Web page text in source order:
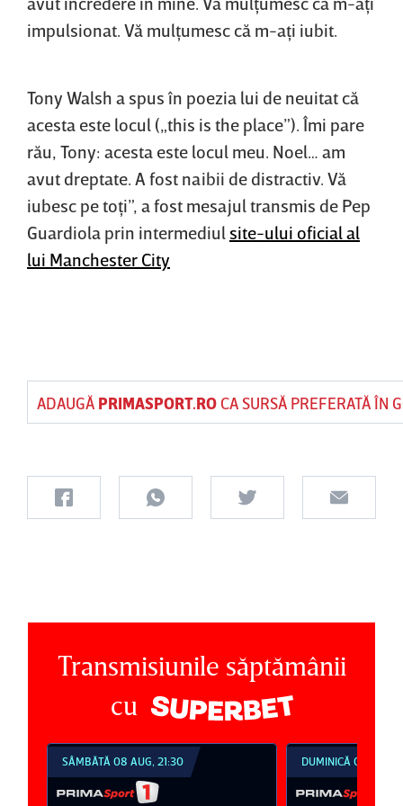
impulsionat. Vă mulţumesc că m-aţi iubit.
Tony Walsh a spus în poezia lui de neuitat că
acesta este locul („this is the place”). Îmi pare
rău, Tony: acesta este locul meu. Noel… am
avut dreptate. A fost naibii de distractiv. Vă
iubesc pe toţi”, a fost mesajul transmis de Pep
Guardiola prin intermediul site-ului oficial al
lui Manchester City
ADAUGĂ PRIMASPORT.ROCA SURSĂ PREFERATĂ ÎN
Transmisiunile săptămânii
cu
DUMINICĂ 09 AUG, 18:30 DUMINICĂ 09 AUG,